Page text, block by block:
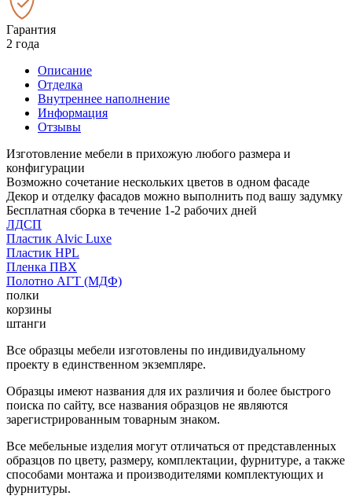
Гарантия
2 года
Описание
Отделка
Внутреннее наполнение
Информация
Отзывы
Изготовление мебели в прихожую любого размера и
конфигурации
Возможно сочетание нескольких цветов в одном фасаде
Декор и отделку фасадов можно выполнить под вашу задумку
Бесплатная сборка в течение 1-2 рабочих дней
ЛДСП
Пластик Alvic Luxe
Пластик HPL
Пленка ПВХ
Полотно АГТ (МДФ)
полки
корзины
штанги
Все образцы мебели изготовлены по индивидуальному
проекту в единственном экземпляре.
Образцы имеют названия для их различия и более быстрого
поиска по сайту, все названия образцов не являются
зарегистрированным товарным знаком.
Все мебельные изделия могут отличаться от представленных
образцов по цвету, размеру, комплектации, фурнитуре, а также
способами монтажа и производителями комплектующих и
фурнитуры.